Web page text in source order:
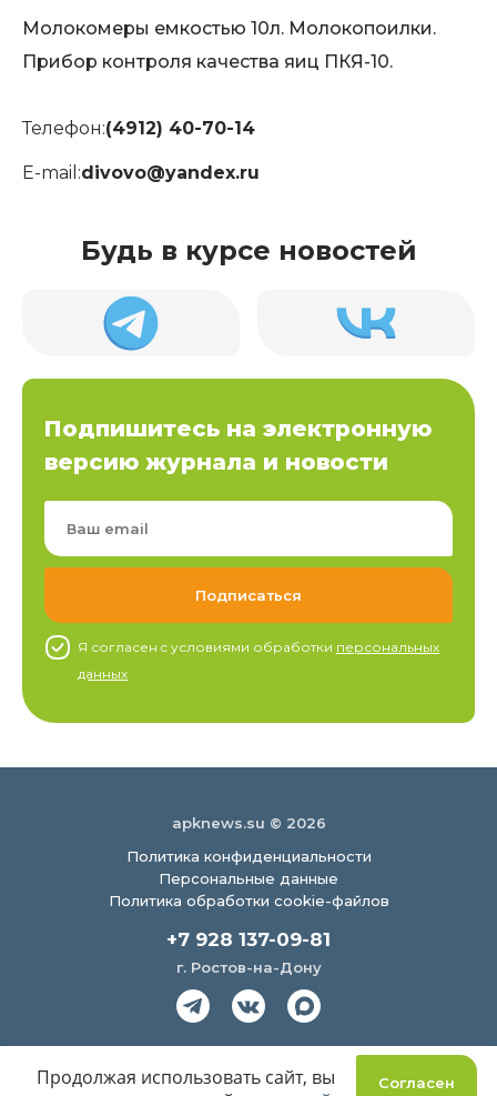
Молокомеры емкостью 10л. Молокопоилки.
Прибор контроля качества яиц ПКЯ-10.
Телефон:(4912) 40-70-14
E-mail:divovo@yandex.ru
Будь в курсе новостей
Подпишитесь на электронную
версию журнала и новости
Я согласен c условиями обработки персональных
данных
apknews.su © 2026
Политика конфиденциальности
Персональные данные
Политика обработки cookie-файлов
+7 928 137-09-81
г. Ростов-на-Дону
Согласен
Продолжая использовать сайт, вы